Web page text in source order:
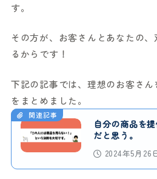
す。
その方が、お客さんとあなたの
るからです！
下記の記事では、理想のお客さ
をまとめました。
関連記事
自分の商品を
だと思う。
2024年5月26